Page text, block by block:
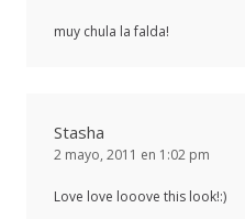
muy chula la falda!
Stasha
2 mayo, 2011 en 1:02 pm
Love love looove this look!:)